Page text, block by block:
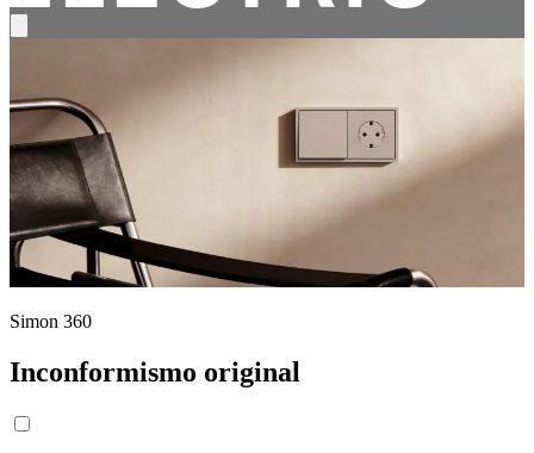
Simon 360
Inconformismo original